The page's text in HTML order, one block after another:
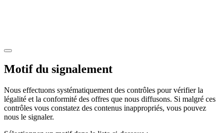
Motif du signalement
Nous effectuons systématiquement des contrôles pour vérifier la
légalité et la conformité des offres que nous diffusons. Si malgré ces
contrôles vous constatez des contenus inappropriés, vous pouvez
nous le signaler.